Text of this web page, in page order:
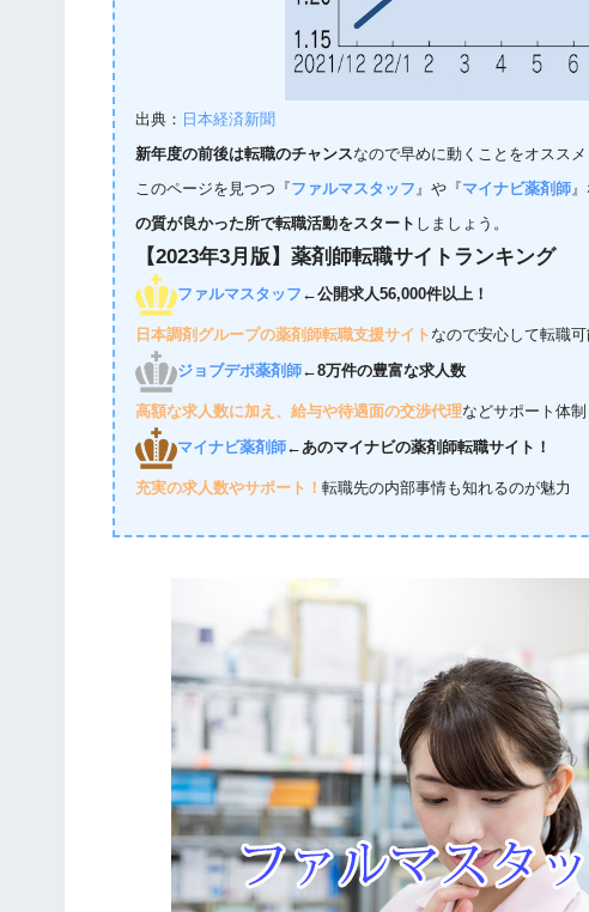
出典： 日本経済新聞
新年度の前後は転職のチャンスなので早めに動くことをオススメ
このページを見つつ『ファルマスタッフ 』や『マイナビ薬剤師』
の質が良かった所で転職活動をスタート しましょう。
【2023年3月版】薬剤師転職サイトランキング
ファルマスタッフ ←公開求人56,000件以上！
日本調剤グループの薬剤師転職支援サイト なので安心して転職
ジョブデポ薬剤師←8万件の豊富な求人数
高額な求人数に加え、給与や待遇面の交渉代理などサポート体
マイナビ薬剤師←あのマイナビの薬剤師転職サイト！
充実の求人数やサポート！ 転職先の内部事情も知れるのが魅力